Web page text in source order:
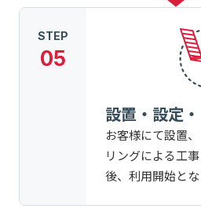
STEP
05
設置・設定
お客様にて設置
リングによる工
後、利用開始とな